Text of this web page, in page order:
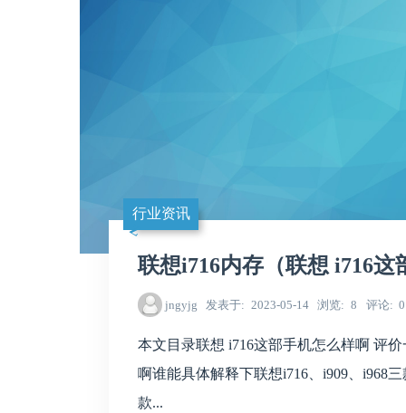
行业资讯
联想i716内存（联想 i716
jngyjg 发表于 2023-05-14 浏览 8 评论 0
本文目录联想 i716这部手机怎么样啊 评
啊谁能具体解释下联想i716、i909、i968
款...